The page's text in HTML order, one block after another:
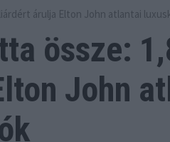
árulja Elton John atlantai
össze:
John